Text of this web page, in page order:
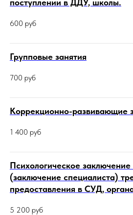
поступлении в ДДУ, школы.
600 руб
Групповые занятия
700 руб
Коррекционно-развивающие
1 400 руб
Психологическое
(заключение специалиста)
предоставления в СУД,
5 200 руб